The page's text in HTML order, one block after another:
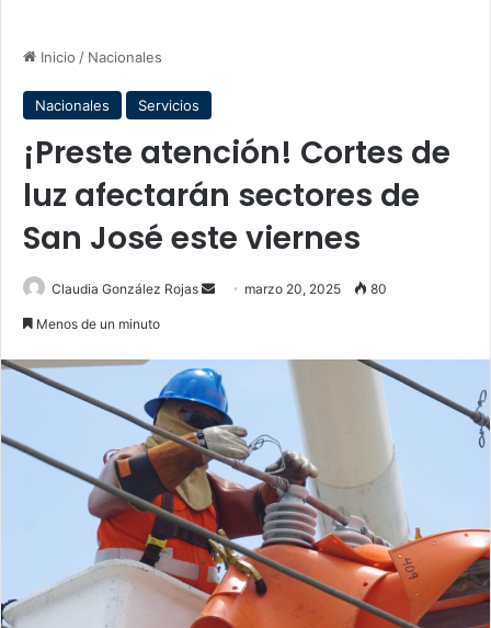
Inicio / Nacionales
Nacionales Servicios
¡Preste atención! Cortes de
luz afectarán sectores de
San José este viernes
Claudia González Rojas
Send marzo 20, 2025 80
Menos de un minuto